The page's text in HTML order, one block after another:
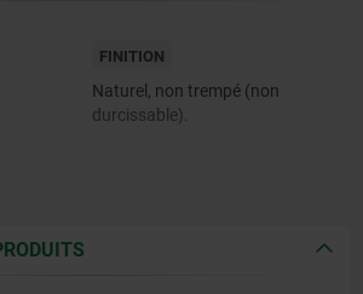
FINITION
Naturel, non trempé (non
durcissable).